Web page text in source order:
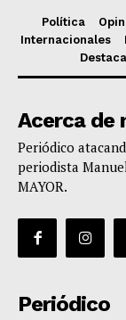
Política
Internacionales
Acerca de
Periódico
periodista
MAYOR.
Periódico